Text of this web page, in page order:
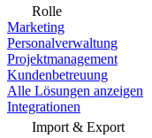
Rolle
Marketing
Personalverwaltung
Projektmanagement
Kundenbetreuung
Alle Lösungen anzeigen
Integrationen
Import & Export